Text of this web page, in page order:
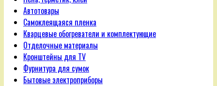
Автотовары
Самоклеящаяся пленка
Кварцевые обогреватели и комплектующие
Отделочные материалы
Кронштейны для TV
Фурнитура для сумок
Бытовые электроприборы